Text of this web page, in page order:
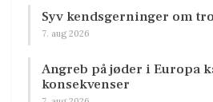
Syv kendsgerninger om
7. aug 2026
Angreb på jøder i Europa
konsekvenser